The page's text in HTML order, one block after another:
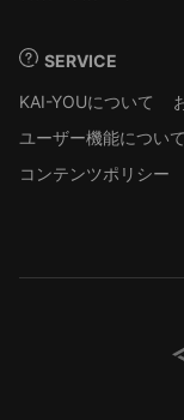
SERVICE
KAI-YOUについて
ユーザー機能について
コンテンツポリシー